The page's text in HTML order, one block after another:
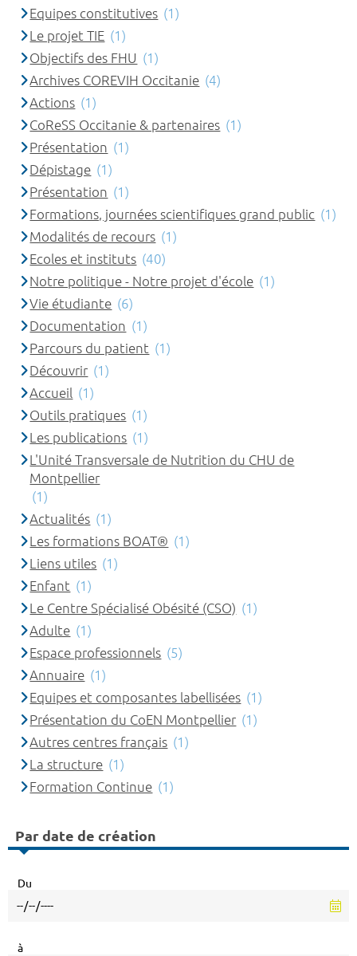
Equipes constitutives (1)
Le projet TIE (1)
Objectifs des FHU (1)
Archives COREVIH Occitanie (4)
Actions (1)
CoReSS Occitanie & partenaires (1)
Présentation (1)
Dépistage (1)
Présentation (1)
Formations, journées scientifiques grand public (1)
Modalités de recours (1)
Ecoles et instituts (40)
Notre politique - Notre projet d'école (1)
Vie étudiante (6)
Documentation (1)
Parcours du patient (1)
Découvrir (1)
Accueil (1)
Outils pratiques (1)
Les publications (1)
L'Unité Transversale de Nutrition du CHU de
Montpellier
(1)
Actualités (1)
Les formations BOAT® (1)
Liens utiles (1)
Enfant (1)
Le Centre Spécialisé Obésité (CSO) (1)
Adulte (1)
Espace professionnels (5)
Annuaire (1)
Equipes et composantes labellisées (1)
Présentation du CoEN Montpellier (1)
Autres centres français (1)
La structure (1)
Formation Continue (1)
Par date de création
Du
à